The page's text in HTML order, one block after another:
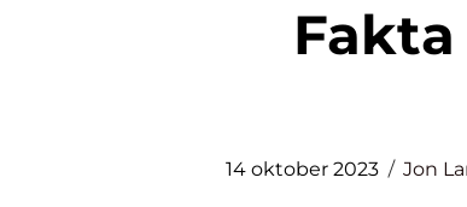
Fakta om kor: En grundlig
14 oktober 2023 Jon